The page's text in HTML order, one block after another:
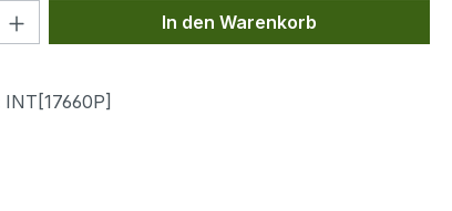
Gib den gewünschten Wert
In den Warenkorb
INT[17660P]